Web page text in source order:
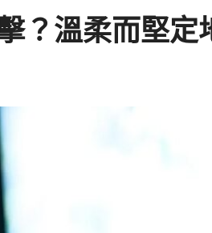
？溫柔而堅定